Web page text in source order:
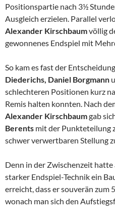
Positionspartie nach 3½
Ausgleich erzielen. Parallel
Alexander Kirschbaumvöllig
gewonnenes Endspiel mit
So kam es fast der
Diederichs, Daniel Borgmann
schlechteren Positionen kurz
Remis halten konnten. Nach
Alexander Kirschbaumgab
Berents mit der Punkteteilung
schwer verwertbaren Stellung
Denn in der Zwischenzeit hatte
starker Endspiel-Technik ein
erreicht, dass er souverän zum
wonach man sich den